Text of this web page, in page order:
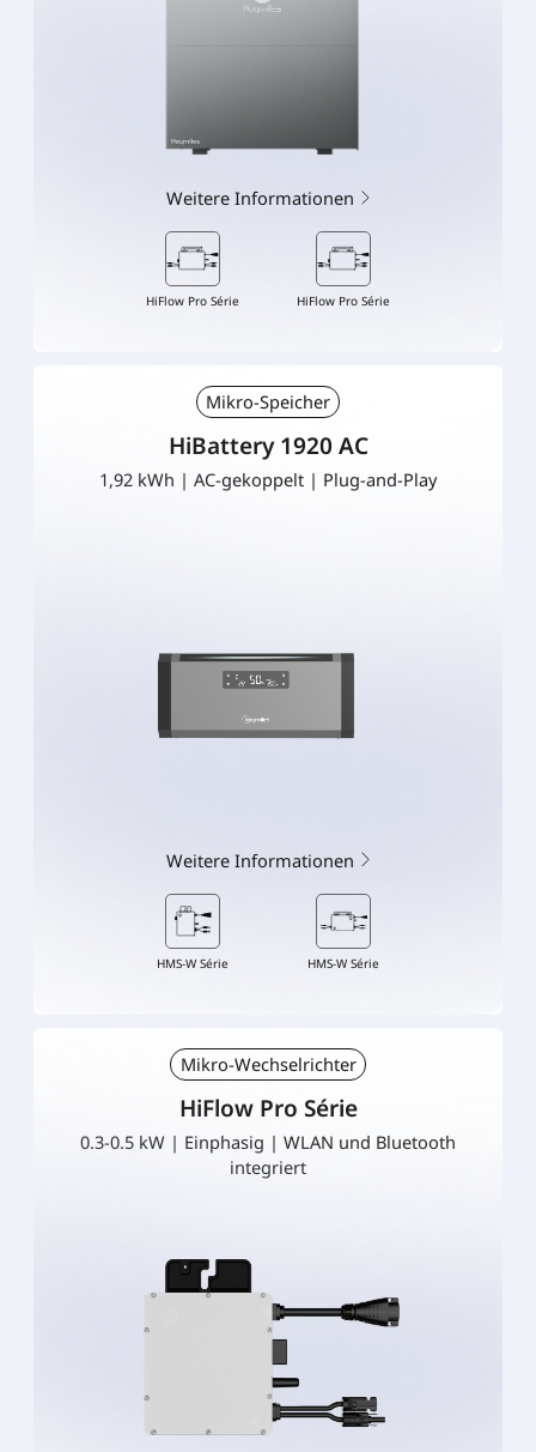
Weitere Informationen
HiFlow Pro Série HiFlow Pro Série
Mikro-Speicher
HiBattery 1920 AC
1,92 kWh | AC-gekoppelt | Plug-and-Play
Weitere Informationen
HMS-W Série HMS-W Série
Mikro-Wechselrichter
HiFlow Pro Série
0.3-0.5 kW | Einphasig | WLAN und Bluetooth
integriert